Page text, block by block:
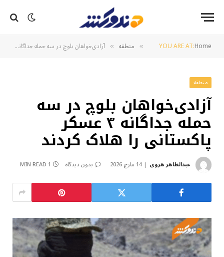
YOU ARE AT:Home
» منطقه » آزادی‌خواهان بلوچ در سه حمله جداگانه ۴ عسکر پاکستانی را هلاک کردند
منطقه
آزادی‌خواهان بلوچ در سه
حمله جداگانه ۴ عسکر
پاکستانی را هلاک کردند
عبدالظاهر هروی 14 مارچ 2026 بدون دیدگاه 1 MIN READ